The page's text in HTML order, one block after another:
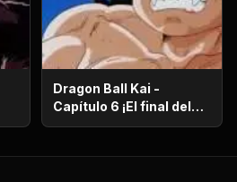
Dragon Ball Kai -
Capítulo 6 ¡El final del
camino de la serpiente!
Kaio-Sama!